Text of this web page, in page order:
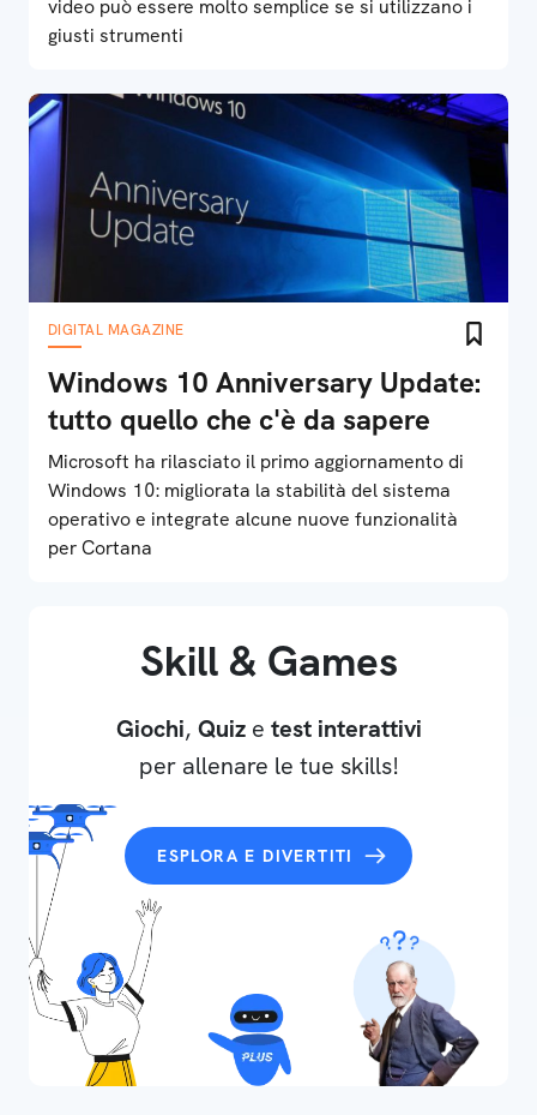
video può essere molto semplice se si utilizzano i
giusti strumenti
DIGITAL MAGAZINE
Windows 10 Anniversary Update:
tutto quello che c'è da sapere
Microsoft ha rilasciato il primo aggiornamento di
Windows 10: migliorata la stabilità del sistema
operativo e integrate alcune nuove funzionalità
per Cortana
Skill & Games
Giochi, Quize test interattivi
per allenare le tue skills!
ESPLORA E DIVERTITI